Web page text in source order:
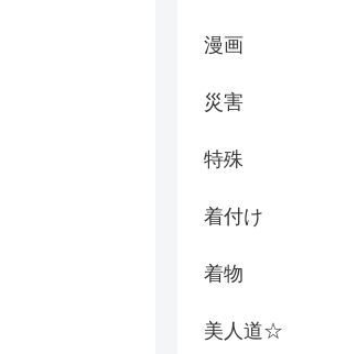
漫画
災害
特殊
着付け
着物
美人道☆